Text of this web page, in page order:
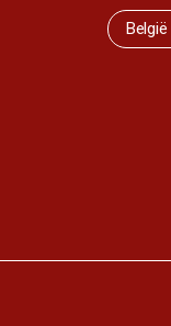
België